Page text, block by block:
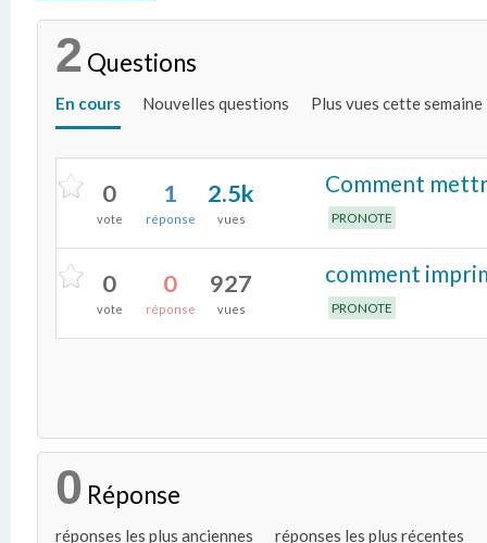
2 Questions
En cours Nouvelles questions Plus vues cette semaine
0
vote
1
réponse
2.5k
vues
Comment
PRONOTE
0
vote
0
réponse
927
vues
comment
PRONOTE
0 Réponse
réponses les plus anciennes réponses les plus récentes